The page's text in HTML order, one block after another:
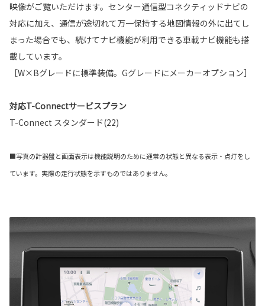
映像がご覧いただけます。センター通信型コネクティッドナビの
対応に加え、通信が途切れて万一保持する地図情報の外に出てし
まった場合でも、続けてナビ機能が利用できる車載ナビ機能も搭
載しています。
［W×Bグレードに標準装備。Gグレードにメーカーオプション］
対応T-Connectサービスプラン
T-Connect スタンダード(22)
■写真の計器盤と画面表示は機能説明のために通常の状態と異なる表示・点灯をし
ています。実際の走行状態を示すものではありません。